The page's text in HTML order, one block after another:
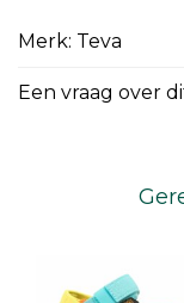
Merk: Teva
Een vraag over